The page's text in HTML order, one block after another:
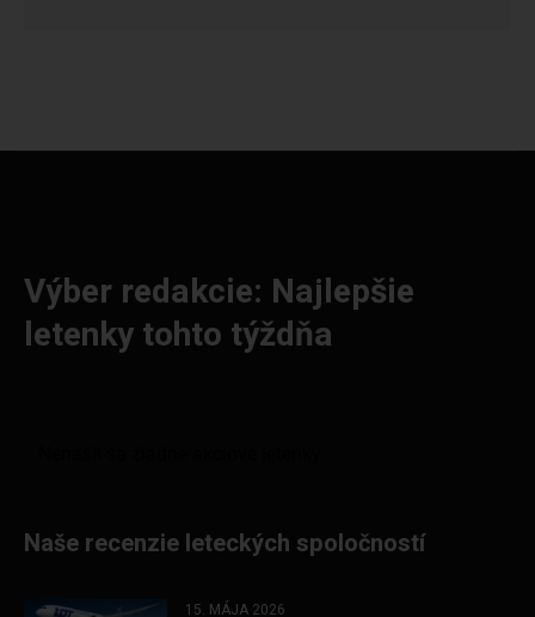
Výber redakcie: Najlepšie
letenky tohto týždňa
Naše recenzie leteckých spoločností
15. MÁJA 2026